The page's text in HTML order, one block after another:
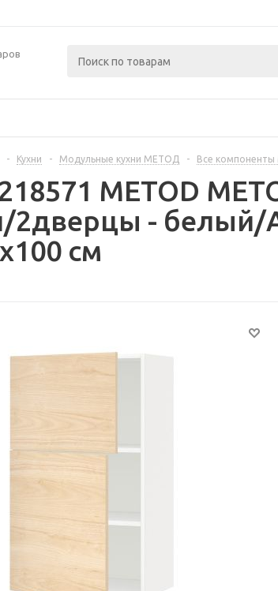
- Кухни - Модульные кухни МЕТОД - Все
METOD
2дверцы - белый/
см